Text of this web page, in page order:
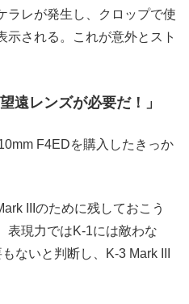
ラレが発生し、クロップで使
示される。これが意外とスト
遠レンズが必要だ！」
F4EDを購入したきっか
IIIのために残しておこう
表現力ではK-1には敵わな
ないと判断し、K-3 Mark III